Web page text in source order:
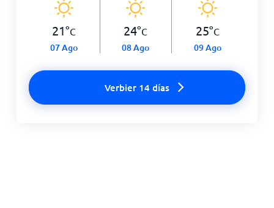
21°C
07 Ago
24°C
08 Ago
25°C
09 Ago
Verbier 14 días